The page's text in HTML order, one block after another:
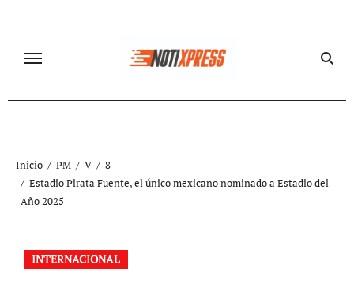
contenido
Inicio PM V
8
Estadio Pirata Fuente, el único mexicano nominado a Estadio del
Año 2025
INTERNACIONAL